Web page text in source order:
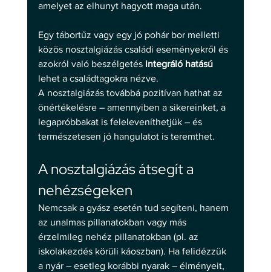
amelyet az elhunyt hagyott maga után.
Egy tábortűz vagy egy jó pohár bor melletti
közös nosztalgiázás családi eseményekről és
azokról való beszélgetés integráló hatású
lehet a családtagokra nézve.
A nosztalgiázás továbbá pozitívan hathat az
önértékelésre – amennyiben a sikereinket, a
legapróbbakat is feleleveníthetjük – és
természetesen jó hangulatot is teremthet.
A nosztalgiázás átsegít a
nehézségeken
Nemcsak a gyász esetén tud segíteni, hanem
az unalmas pillanatokban vagy más
érzelmileg nehéz pillanatokban (pl. az
iskolakezdés körüli káoszban). Ha felidézzük
a nyár – esetleg korábbi nyarak – élményeit,